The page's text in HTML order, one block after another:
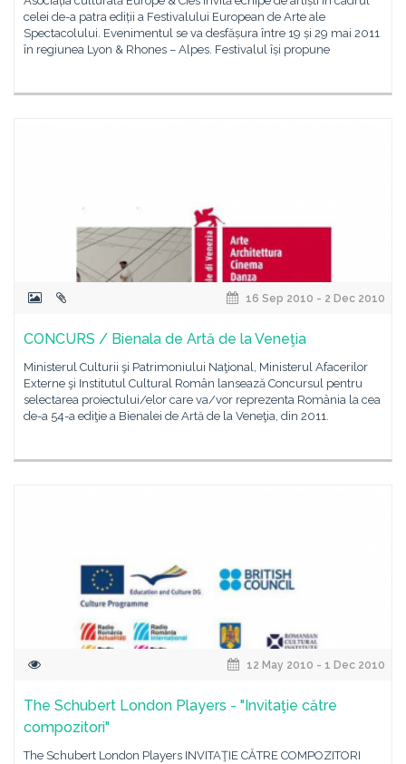
celei de-a patra ediții a Festivalului European de Arte ale
Spectacolului. Evenimentul se va desfășura între 19 și 29 mai 2011
în regiunea Lyon & Rhones – Alpes. Festivalul își propune
16 Sep 2010 - 2 Dec 2010
CONCURS / Bienala de Artă de la Veneţia
Ministerul Culturii şi Patrimoniului Naţional, Ministerul Afacerilor
Externe şi Institutul Cultural Român lansează Concursul pentru
selectarea proiectului/elor care va/vor reprezenta România la cea
de-a 54-a ediţie a Bienalei de Artă de la Veneţia, din 2011.
12 May 2010 - 1 Dec 2010
The Schubert London Players - "Invitaţie către
compozitori"
The Schubert London Players INVITAŢIE CĂTRE COMPOZITORI